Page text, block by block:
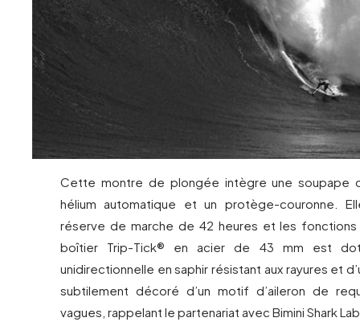
Cette montre de plongée intègre une soupape
hélium automatique et un protège-couronne.
réserve de marche de 42 heures et les
boîtier Trip-Tick® en acier de 43 mm est
unidirectionnelle en saphir résistant aux rayures et
subtilement décoré d’un motif d’aileron de
vagues, rappelant le partenariat avec Bimini Shark